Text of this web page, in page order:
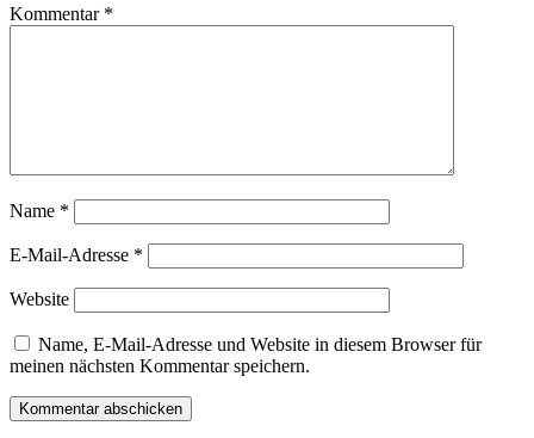
Kommentar *
Name *
E-Mail-Adresse *
Website
Name, E-Mail-Adresse und Website in diesem Browser für
meinen nächsten Kommentar speichern.